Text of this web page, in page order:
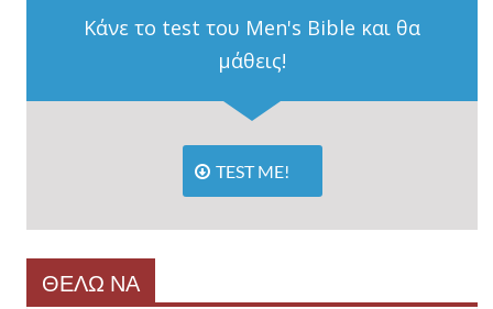
Κάνε το test του Men's Bible και θα
μάθεις!
TEST ME!
ΘΕΛΩ ΝΑ